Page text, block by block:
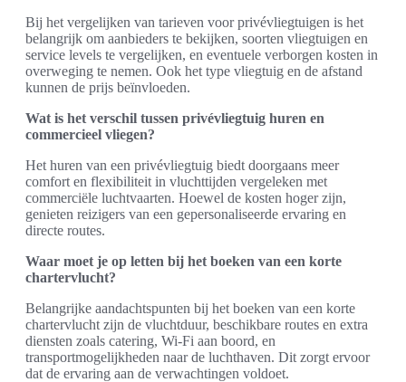
Bij het vergelijken van tarieven voor privévliegtuigen is het
belangrijk om aanbieders te bekijken, soorten vliegtuigen en
service levels te vergelijken, en eventuele verborgen kosten in
overweging te nemen. Ook het type vliegtuig en de afstand
kunnen de prijs beïnvloeden.
Wat is het verschil tussen privévliegtuig huren en
commercieel vliegen?
Het huren van een privévliegtuig biedt doorgaans meer
comfort en flexibiliteit in vluchttijden vergeleken met
commerciële luchtvaarten. Hoewel de kosten hoger zijn,
genieten reizigers van een gepersonaliseerde ervaring en
directe routes.
Waar moet je op letten bij het boeken van een korte
chartervlucht?
Belangrijke aandachtspunten bij het boeken van een korte
chartervlucht zijn de vluchtduur, beschikbare routes en extra
diensten zoals catering, Wi-Fi aan boord, en
transportmogelijkheden naar de luchthaven. Dit zorgt ervoor
dat de ervaring aan de verwachtingen voldoet.